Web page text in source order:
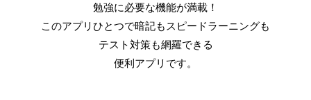
勉強に必要な機能が満載！
このアプリひとつで暗記もスピードラーニングも
テスト対策も網羅できる
便利アプリです。